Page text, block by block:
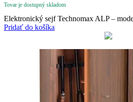
Tovar je dostupný skladom
Elektronický sejf Technomax ALP –
Pridať do košíka